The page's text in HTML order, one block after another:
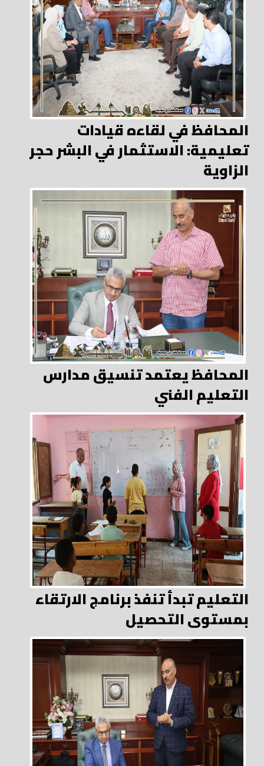
المحافظ في لقاءه قيادات
تعليمية: الاستثمار في البشر حجر
الزاوية
المحافظ يعتمد تنسيق مدارس
التعليم الفني
التعليم تبدأ تنفذ برنامج الارتقاء
بمستوى التحصيل